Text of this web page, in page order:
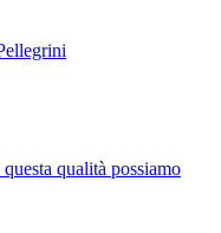
qualità possiamo